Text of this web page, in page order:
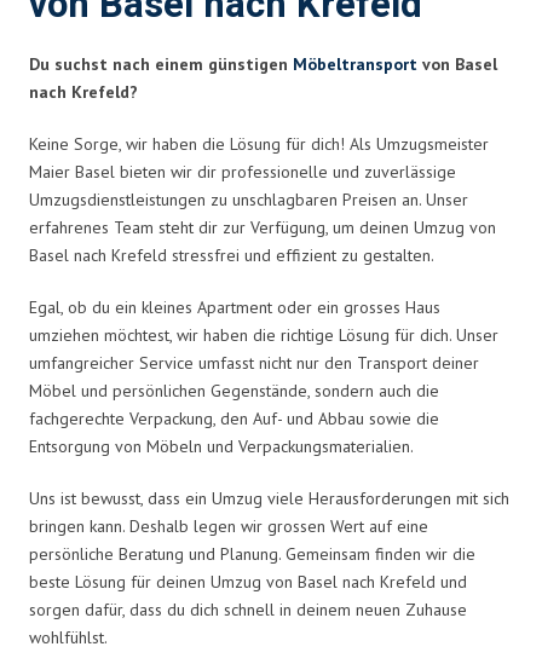
Du suchst nach einem günstigen Möbeltransport von Basel
nach Krefeld?
Keine Sorge, wir haben die Lösung für dich! Als Umzugsmeister
Maier Basel bieten wir dir professionelle und zuverlässige
Umzugsdienstleistungen zu unschlagbaren Preisen an. Unser
erfahrenes Team steht dir zur Verfügung, um deinen Umzug von
Basel nach Krefeld stressfrei und effizient zu gestalten.
Egal, ob du ein kleines Apartment oder ein grosses Haus
umziehen möchtest, wir haben die richtige Lösung für dich. Unser
umfangreicher Service umfasst nicht nur den Transport deiner
Möbel und persönlichen Gegenstände, sondern auch die
fachgerechte Verpackung, den Auf- und Abbau sowie die
Entsorgung von Möbeln und Verpackungsmaterialien.
Uns ist bewusst, dass ein Umzug viele Herausforderungen mit sich
bringen kann. Deshalb legen wir grossen Wert auf eine
persönliche Beratung und Planung. Gemeinsam finden wir die
beste Lösung für deinen Umzug von Basel nach Krefeld und
sorgen dafür, dass du dich schnell in deinem neuen Zuhause
wohlfühlst.